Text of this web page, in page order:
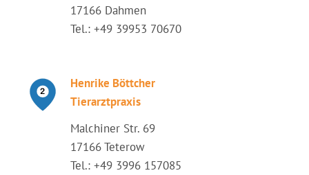
17166 Dahmen
Tel.: +49 39953 70670
Henrike Böttcher
Tierarztpraxis
Malchiner Str. 69
17166 Teterow
Tel.: +49 3996 157085